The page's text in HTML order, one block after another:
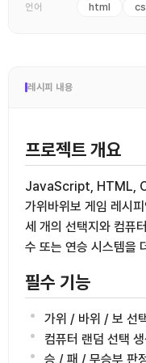
언어 html
레시피 내용
프로젝트 개요
JavaScript, HTML,
가위바위보 게임 레시
세 개의 선택지와 컴퓨
수 또는 연승 시스템을
필수 기능
가위 / 바위 / 보 선
컴퓨터 랜덤 선택
승 / 패 / 무승부 판